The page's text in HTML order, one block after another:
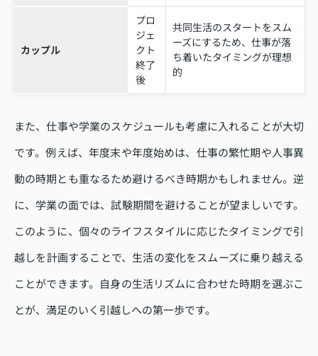
カップル
プロ
ジェ
クト
終了
後
共同生活のスタートをスム
ーズにするため、仕事が落
ち着いたタイミングが理想
的
また、仕事や学業のスケジュールも考慮に入れることが大切
です。例えば、年度末や年度始めは、仕事の繁忙期や人事異
動の時期とも重なるため避けるべき時期かもしれません。逆
に、学業の面では、試験期間を避けることが望ましいです。
このように、個々のライフスタイルに応じたタイミングで引
越しを計画することで、生活の変化をスムーズに乗り越える
ことができます。自身の生活リズムに合わせた時期を選ぶこ
とが、満足のいく引越しへの第一歩です。